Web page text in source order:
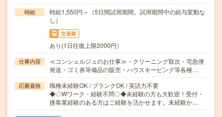
時給
時給1,550円～（5日間試用期間。試用期間中の給与変動な
し）
交通費
あり(1日往復上限2000円）
仕事内容
≪コンシェルジュのお仕事≫・クリーニング取次・宅急便
発送・ゴミ券等備品の販売・ハウスキーピング等各種…
応募資格
職種未経験OK / ブランクOK / 英語力不要
◆◇Wワーク・経験不問◇◆未経験の方も大歓迎！受付・
接客業経験のある方はご経験を活かせます。未経験か…